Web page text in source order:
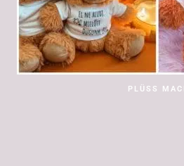
PLÜSS MACI